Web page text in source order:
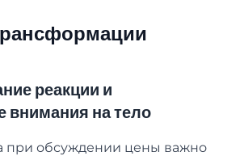
реакции и
внимания на тело
при обсуждении цены важно